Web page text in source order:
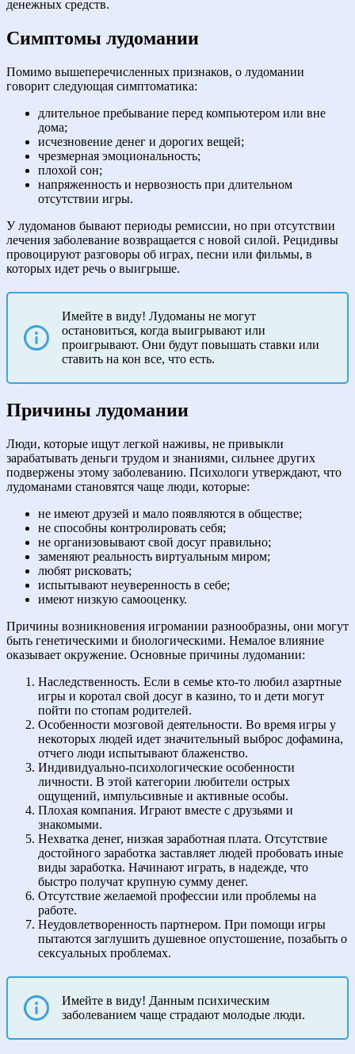
денежных средств.
Симптомы лудомании
Помимо вышеперечисленных признаков, о лудомании
говорит следующая симптоматика:
длительное пребывание перед компьютером или вне
дома;
исчезновение денег и дорогих вещей;
чрезмерная эмоциональность;
плохой сон;
напряженность и нервозность при длительном
отсутствии игры.
У лудоманов бывают периоды ремиссии, но при отсутствии
лечения заболевание возвращается с новой силой. Рецидивы
провоцируют разговоры об играх, песни или фильмы, в
которых идет речь о выигрыше.
Имейте в виду! Лудоманы не могут
остановиться, когда выигрывают или
проигрывают. Они будут повышать ставки или
ставить на кон все, что есть.
Причины лудомании
Люди, которые ищут легкой наживы, не привыкли
зарабатывать деньги трудом и знаниями, сильнее других
подвержены этому заболеванию. Психологи утверждают, что
лудоманами становятся чаще люди, которые:
не имеют друзей и мало появляются в обществе;
не способны контролировать себя;
не организовывают свой досуг правильно;
заменяют реальность виртуальным миром;
любят рисковать;
испытывают неуверенность в себе;
имеют низкую самооценку.
Причины возникновения игромании разнообразны, они могут
быть генетическими и биологическими. Немалое влияние
оказывает окружение. Основные причины лудомании:
Наследственность. Если в семье кто-то любил азартные
игры и коротал свой досуг в казино, то и дети могут
пойти по стопам родителей.
Особенности мозговой деятельности. Во время игры у
некоторых людей идет значительный выброс дофамина,
отчего люди испытывают блаженство.
Индивидуально-психологические особенности
личности. В этой категории любители острых
ощущений, импульсивные и активные особы.
Плохая компания. Играют вместе с друзьями и
знакомыми.
Нехватка денег, низкая заработная плата. Отсутствие
достойного заработка заставляет людей пробовать иные
виды заработка. Начинают играть, в надежде, что
быстро получат крупную сумму денег.
Отсутствие желаемой профессии или проблемы на
работе.
Неудовлетворенность партнером. При помощи игры
пытаются заглушить душевное опустошение, позабыть о
сексуальных проблемах.
Имейте в виду! Данным психическим
заболеванием чаще страдают молодые люди.